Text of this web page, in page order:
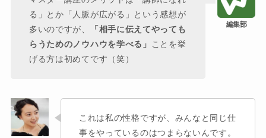
る」とか「人脈が広がる」という感想が
多いのですが、
「相手に伝えてやっても
らうためのノウハウを学べる」
ことを挙
げる方は初めてです（笑）
これは私の性格ですが、みんなと同じ仕
事をやっているのはつまらないんです。